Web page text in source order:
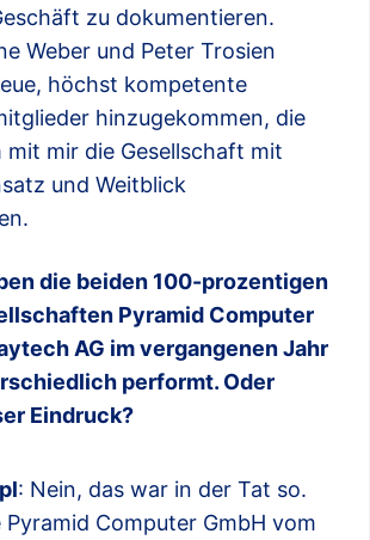
zu dokumentieren.
Weber und Peter Trosien
höchst kompetente
hinzugekommen, die
mit mir die Gesellschaft mit
und Weitblick
die beiden 100-prozentigen
Pyramid Computer
AG im vergangenen Jahr
performt. Oder
Eindruck?
: Nein, das war in der Tat so.
Pyramid Computer GmbH vom